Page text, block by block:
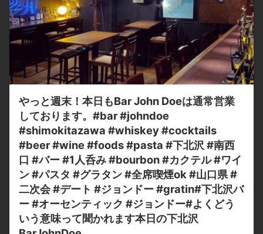
やっと週末！本日もBar John Doeは通常営業
しております。#bar #johndoe
#shimokitazawa #whiskey #cocktails
#beer #wine #foods #pasta #下北沢 #南西
口 #バー #1人呑み #bourbon #カクテル #ワイ
ン #パスタ #グラタン #全席喫煙ok #山口県 #
二次会 #デート #ジョンドー #gratin#下北沢バ
ー #オーセンティック #ジョンドー#よくどう
いう意味って聞かれます本日の下北沢